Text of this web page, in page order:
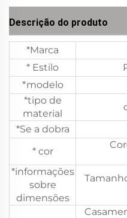
Descrição do produto
*Marca
* Estilo
*modelo
*tipo de
material
*Se a dobra
* cor
*informações
sobre
dimensões